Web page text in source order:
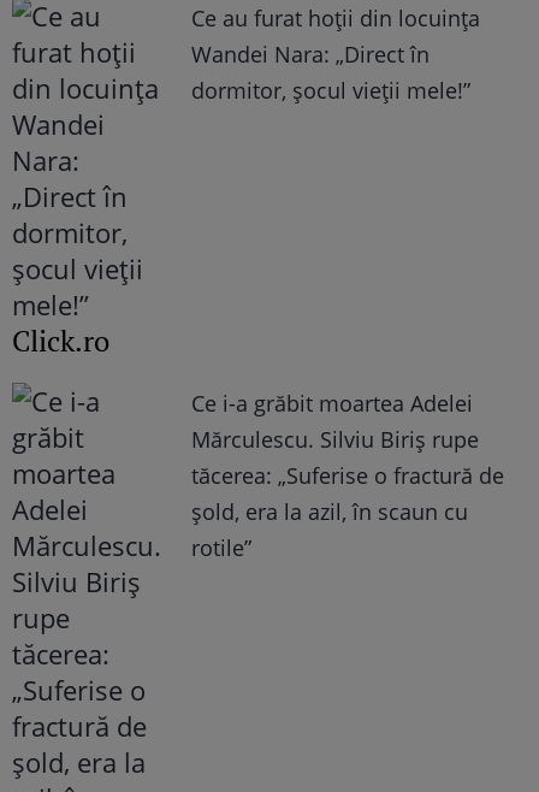
Ce au furat hoții din locuința
Wandei Nara: „Direct în
dormitor, șocul vieții mele!”
Click.ro
Ce i-a grăbit moartea Adelei
Mărculescu. Silviu Biriș rupe
tăcerea: „Suferise o fractură de
șold, era la azil, în scaun cu
rotile”